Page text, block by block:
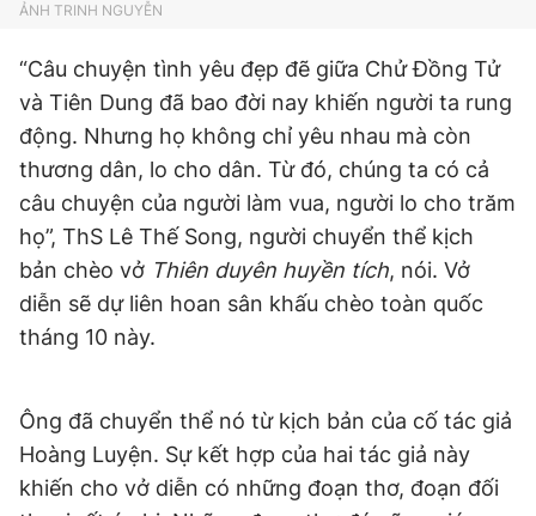
ẢNH TRINH NGUYỄN
“Câu chuyện tình yêu đẹp đẽ giữa Chử Đồng Tử
và Tiên Dung đã bao đời nay khiến người ta rung
động. Nhưng họ không chỉ yêu nhau mà còn
thương dân, lo cho dân. Từ đó, chúng ta có cả
câu chuyện của người làm vua, người lo cho trăm
họ”, ThS Lê Thế Song, người chuyển thể kịch
bản chèo vở Thiên duyên huyền tích, nói. Vở
diễn sẽ dự liên hoan sân khấu chèo toàn quốc
tháng 10 này.
Ông đã chuyển thể nó từ kịch bản của cố tác giả
Hoàng Luyện. Sự kết hợp của hai tác giả này
khiến cho vở diễn có những đoạn thơ, đoạn đối